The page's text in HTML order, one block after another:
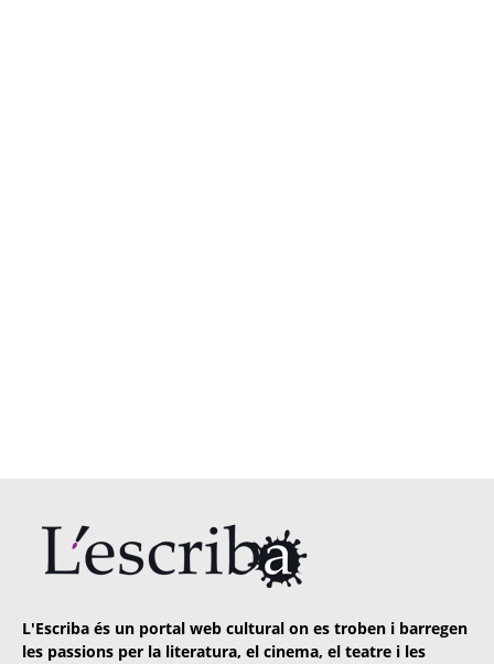
L'Escriba és un portal web cultural on es troben i barregen
les passions per la literatura, el cinema, el teatre i les